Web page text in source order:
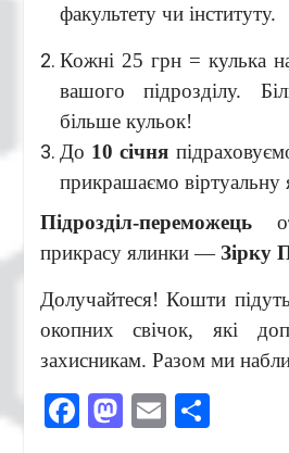
факультету чи інституту.
Кожні 25 грн = кулька
вашого підрозділу.
більше кульок!
До 10 січня
прикрашаємо віртуальну
Підрозділ-переможець
прикрасу ялинки — Зірку
Долучайтеся! Кошти
окопних свічок, які
захисникам. Разом ми
Facebook
Mastodon
Email